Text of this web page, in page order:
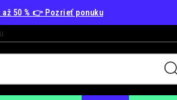
50 % 👉 Pozrieť ponuku